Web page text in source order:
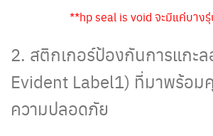
**hp seal is void จะมีแค่บาง
2. สติกเกอร์ป้องกันการแกะ
Evident Label1) ที่มาพร้อ
ความปลอดภัย